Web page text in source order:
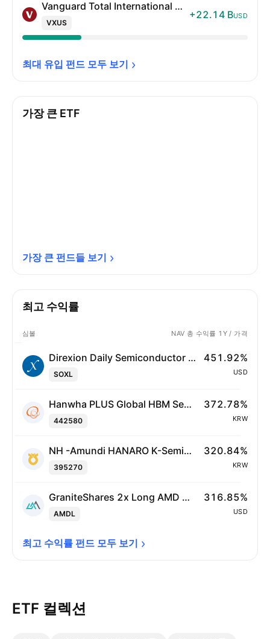
Vanguard Total International Stock ETF
VXUS
+22.14 BUSD
최대 유입 펀드 모두 보기
가장 큰 ETF
가장 큰 펀드들 보기
최고 수익률
심볼 NAV 총 수익률 1Y / 가격
Direxion Daily Semiconductor Bull 3X ETF
SOXL USD
451.92%
Hanwha PLUS Global HBM Semiconductor ETF
442580 KRW
372.78%
NH -Amundi HANARO K-Semiconductor ETF Units
395270 KRW
320.84%
GraniteShares 2x Long AMD Daily ETF
AMDL USD
316.85%
최고 수익률 펀드 모두 보기
ETF 컬렉션